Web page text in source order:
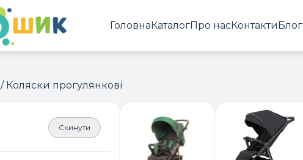
ГоловнаКаталогПро насКонтактиБлог
/ Коляски прогулянкові
Скинути